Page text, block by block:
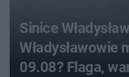
Sinice
Władysławowie
09.08? Flaga,